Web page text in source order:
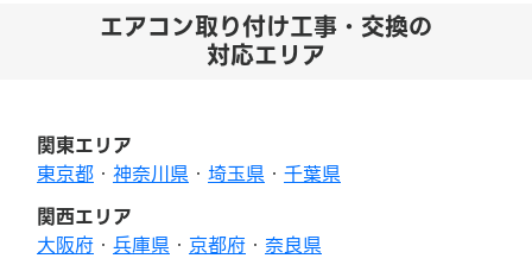
エアコン取り付け工事・交換の
対応エリア
関東エリア
東京都 ・ 神奈川県 ・ 埼玉県 ・ 千葉県
関西エリア
大阪府 ・ 兵庫県 ・ 京都府 ・ 奈良県